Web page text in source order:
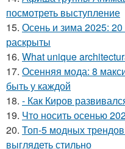
посмотреть выступление
15. Осень и зима 2025:
раскрыты
16. What unique
17. Осенняя мода: 8
быть у каждой
18. - Как Киров
19. Что носить осенью
20. Топ-5 модных
выглядеть стильно